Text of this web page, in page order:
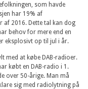
som havde
har 19% af
af 2016. Dette tal kan dog
behov for mere end en
eksplosivt op til jul i år.
med at købe DAB-radioer.
købt en DAB-radio i 1.
over 50-årige. Man må
sig med radiolytning på